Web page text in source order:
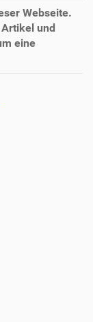
Webseite.
und
eine